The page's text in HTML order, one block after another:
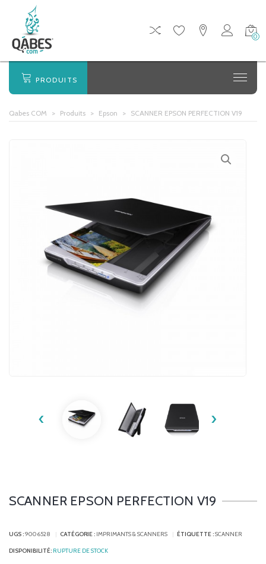
0
PRODUITS
Qabes COM > Produits > Epson > SCANNER EPSON PERFECTION V19
‹ ›
SCANNER EPSON PERFECTION V19
UGS :9006528 CATÉGORIE : IMPRIMANTS & SCANNERS ÉTIQUETTE :SCANNER
RUPTURE DE STOCK